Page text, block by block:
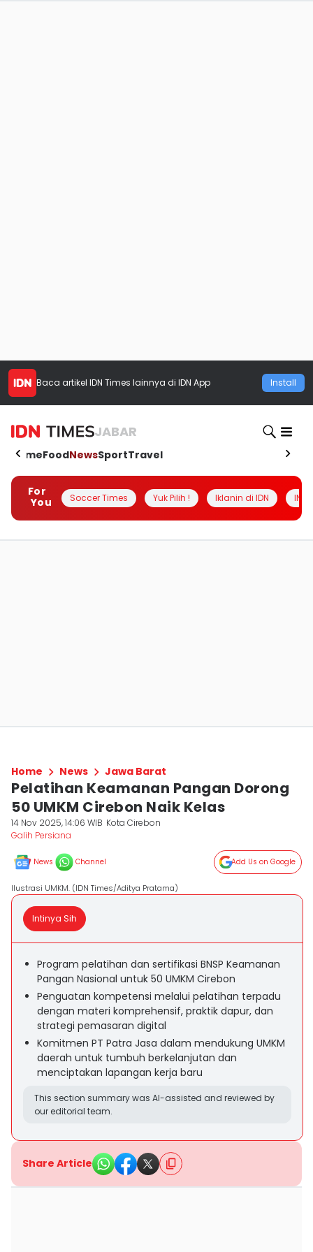
Baca artikel IDN Times lainnya di IDN App Install
JABAR
HomeFoodNewsSportTravel
For
You
Soccer Times Yuk Pilih ! Iklanin di IDN
Home News Jawa Barat
Pelatihan Keamanan Pangan Dorong
50 UMKM Cirebon Naik Kelas
14 Nov 2025, 14:06 WIB Kota Cirebon
Galih Persiana
News Channel Add Us on Google
Ilustrasi UMKM. (IDN Times/Aditya Pratama)
Intinya Sih
Program pelatihan dan sertifikasi BNSP Keamanan
Pangan Nasional untuk 50 UMKM Cirebon
Penguatan kompetensi melalui pelatihan terpadu
dengan materi komprehensif, praktik dapur, dan
strategi pemasaran digital
Komitmen PT Patra Jasa dalam mendukung UMKM
daerah untuk tumbuh berkelanjutan dan
menciptakan lapangan kerja baru
This section summary was AI-assisted and reviewed by
our editorial team.
Share Article